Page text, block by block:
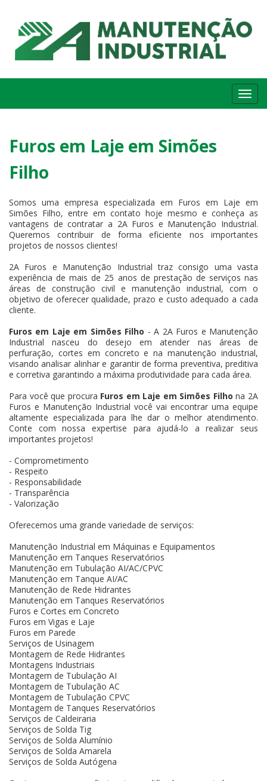
Furos em Laje em Simões
Filho
Somos uma empresa especializada em Furos em Laje em
Simões Filho, entre em contato hoje mesmo e conheça as
vantagens de contratar a 2A Furos e Manutenção Industrial.
Queremos contribuir de forma eficiente nos importantes
projetos de nossos clientes!
2A Furos e Manutenção Industrial traz consigo uma vasta
experiência de mais de 25 anos de prestação de serviços nas
áreas de construção civil e manutenção industrial, com o
objetivo de oferecer qualidade, prazo e custo adequado a cada
cliente.
Furos em Laje em Simões Filho - A 2A Furos e Manutenção
Industrial nasceu do desejo em atender nas áreas de
perfuração, cortes em concreto e na manutenção industrial,
visando analisar alinhar e garantir de forma preventiva, preditiva
e corretiva garantindo a máxima produtividade para cada área.
Para você que procura Furos em Laje em Simões Filho na 2A
Furos e Manutenção Industrial você vai encontrar uma equipe
altamente especializada para lhe dar o melhor atendimento.
Conte com nossa expertise para ajudá-lo a realizar seus
importantes projetos!
- Comprometimento
- Respeito
- Responsabilidade
- Transparência
- Valorização
Oferecemos uma grande variedade de serviços:
Manutenção Industrial em Máquinas e Equipamentos
Manutenção em Tanques Reservatórios
Manutenção em Tubulação AI/AC/CPVC
Manutenção em Tanque AI/AC
Manutenção de Rede Hidrantes
Manutenção em Tanques Reservatórios
Furos e Cortes em Concreto
Furos em Vigas e Laje
Furos em Parede
Serviços de Usinagem
Montagem de Rede Hidrantes
Montagens Industriais
Montagem de Tubulação AI
Montagem de Tubulação AC
Montagem de Tubulação CPVC
Montagem de Tanques Reservatórios
Serviços de Caldeiraria
Serviços de Solda Tig
Serviços de Solda Alumínio
Serviços de Solda Amarela
Serviços de Solda Autógena